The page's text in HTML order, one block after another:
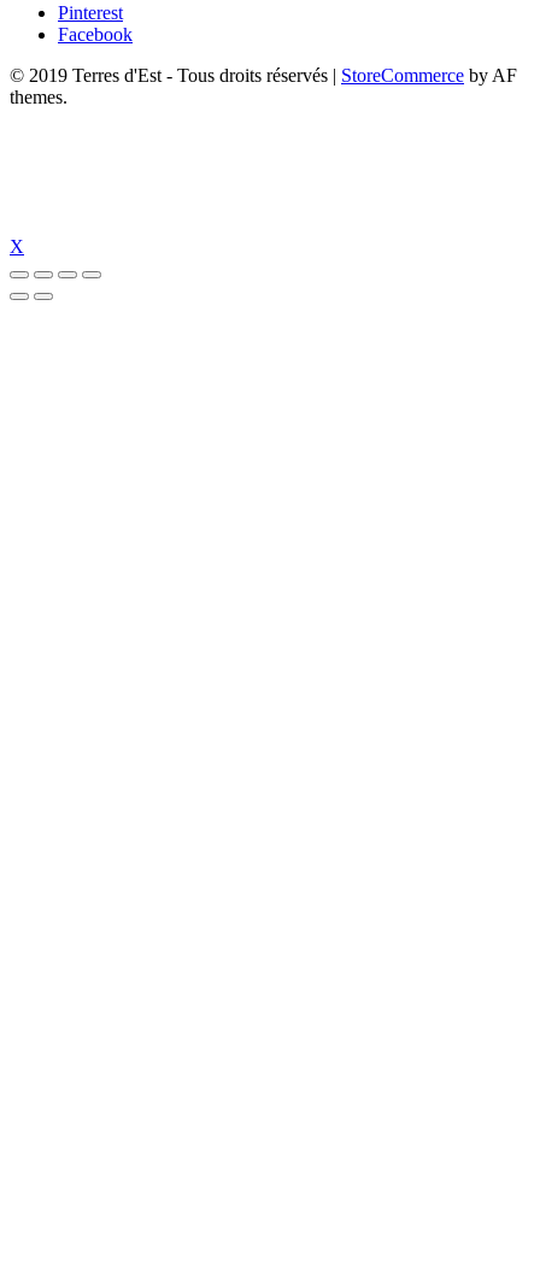
Pinterest
Facebook
© 2019 Terres d'Est - Tous droits réservés
StoreCommerce by AF
themes.
X